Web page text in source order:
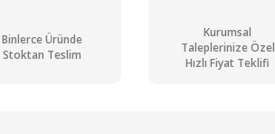
Binlerce Üründe
Stoktan Teslim
Kurumsal
Taleplerinize Özel
Hızlı Fiyat Teklifi